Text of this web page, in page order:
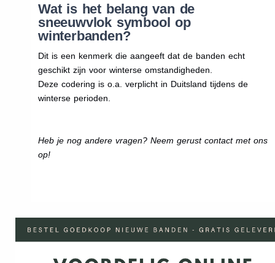
Wat is het belang van de
sneeuwvlok symbool op
winterbanden?
Dit is een kenmerk die aangeeft dat de banden echt
geschikt zijn voor winterse omstandigheden.
Deze codering is o.a. verplicht in Duitsland tijdens de
winterse perioden.
Heb je nog andere vragen? Neem gerust contact met ons
op!